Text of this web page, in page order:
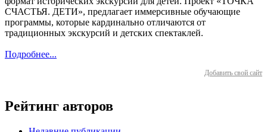
СЧАСТЬЯ. ДЕТИ», предлагает иммерсивные обучающие
программы, которые кардинально отличаются от
традиционных экскурсий и детских спектаклей.
Подробнее...
Добавить свой сайт
Рейтинг авторов